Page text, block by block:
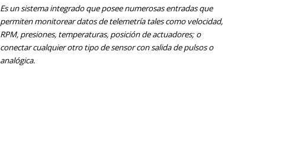
Es un sistema integrado que posee numerosas entradas que
permiten monitorear datos de telemetría tales como velocidad,
RPM, presiones, temperaturas, posición de actuadores; o
conectar cualquier otro tipo de sensor con salida de pulsos o
analógica.